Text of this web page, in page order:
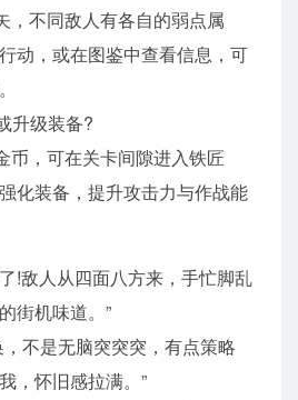
，不同敌人有各自的弱点属
动，或在图鉴中查看信息，可
升级装备?
币，可在关卡间隙进入铁匠
化装备，提升攻击力与作战能
!敌人从四面八方来，手忙脚乱
街机味道。”
不是无脑突突突，有点策略
，怀旧感拉满。”